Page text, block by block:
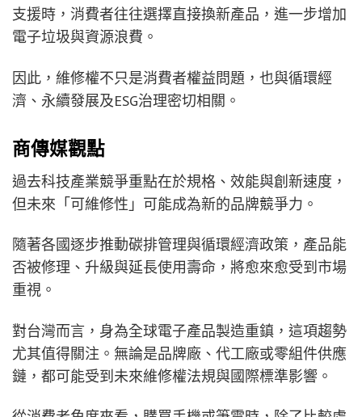
支援時，消費者往往選擇直接換新產品，進一步增加
電子垃圾與資源浪費。
因此，維修權不只是消費者權益問題，也與循環經
濟、永續發展及ESG治理密切相關。
商傳媒觀點
過去科技產業競爭重點在於規格、效能與創新速度，
但未來「可維修性」可能成為新的品牌競爭力。
隨著各國逐步推動碳排管理與循環經濟政策，產品能
否被修理、升級與延長使用壽命，將愈來愈受到市場
重視。
對台灣而言，身為全球電子產品製造重鎮，這項趨勢
尤其值得關注。無論是品牌廠、代工廠或零組件供應
鏈，都可能受到未來維修權法規與國際標準影響。